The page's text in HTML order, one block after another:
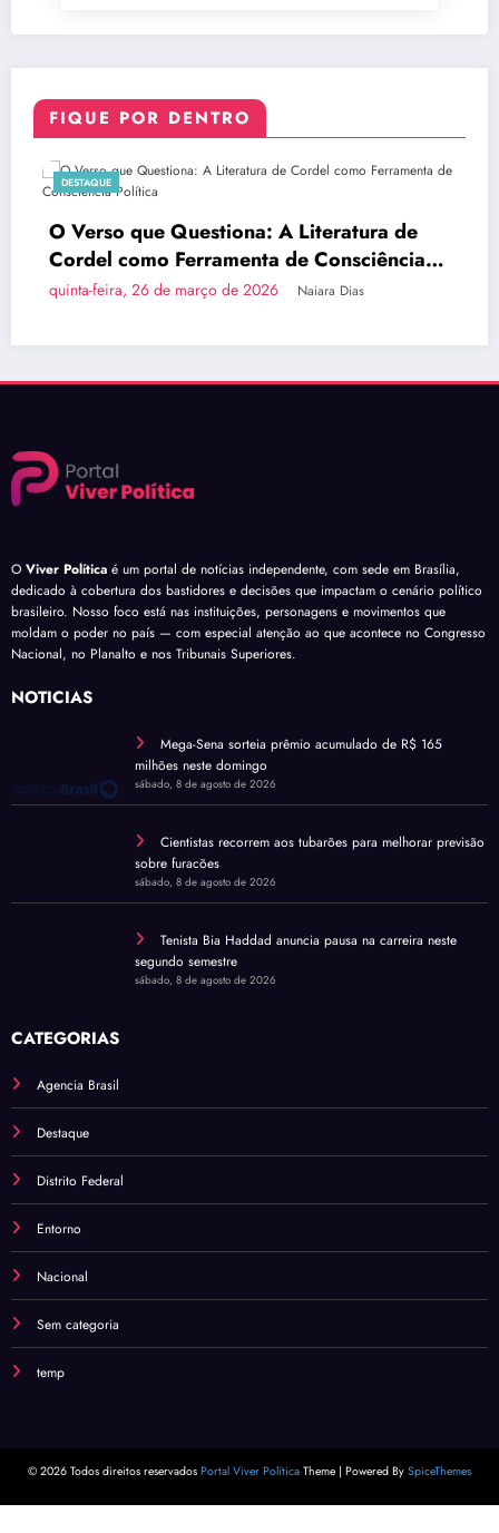
FIQUE POR DENTRO
A Literatura de
de Consciência
de 2026 Naiara Dias
Brasília Inova
do País em
quinta-feira, 26 de
O Viver Política é um portal de notícias independente, com sede em Brasília,
dedicado à cobertura dos bastidores e decisões que impactam o cenário político
brasileiro. Nosso foco está nas instituições, personagens e movimentos que
moldam o poder no país — com especial atenção ao que acontece no Congresso
Nacional, no Planalto e nos Tribunais Superiores.
NOTÍCIAS
Mega-Sena sorteia prêmio acumulado de R$ 165
milhões neste domingo
sábado, 8 de agosto de 2026
Cientistas recorrem aos tubarões para melhorar previsão
sobre furacões
sábado, 8 de agosto de 2026
Tenista Bia Haddad anuncia pausa na carreira neste
segundo semestre
sábado, 8 de agosto de 2026
CATEGORIAS
Agencia Brasil
Destaque
Distrito Federal
Entorno
Nacional
Sem categoria
temp
© 2026 Todos direitos reservados Portal Viver Política Theme | Powered By SpiceThemes